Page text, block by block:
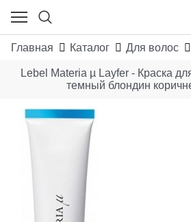
Главная Каталог Для волос
Lebel Materia µ Layfer - Краска
темный блондин